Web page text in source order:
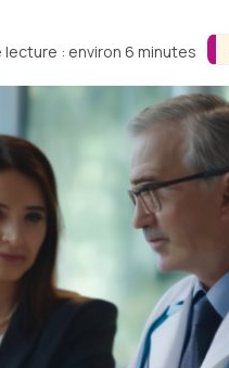
lecture : environ 6 minutes